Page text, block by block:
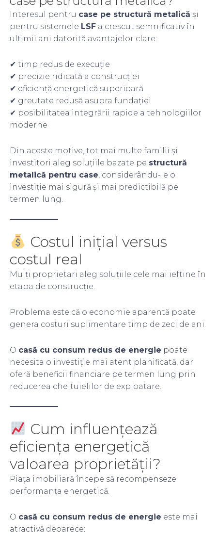
Interesul pentru case pe structură metalică și
pentru sistemele LSF a crescut semnificativ în
ultimii ani datorită avantajelor clare:
✔ timp redus de execuție
✔ precizie ridicată a construcției
✔ eficiență energetică superioară
✔ greutate redusă asupra fundației
✔ posibilitatea integrării rapide a tehnologiilor
moderne
Din aceste motive, tot mai multe familii și
investitori aleg soluțiile bazate pe structură
metalică pentru case , considerându-le o
investiție mai sigură și mai predictibilă pe
termen lung.
Costul inițial versus
costul real
Mulți proprietari aleg soluțiile cele mai ieftine în
etapa de construcție.
Problema este că o economie aparentă poate
genera costuri suplimentare timp de zeci de ani.
O casă cu consum redus de energie poate
necesita o investiție mai atent planificată, dar
oferă beneficii financiare pe termen lung prin
reducerea cheltuielilor de exploatare.
Cum influențează
eficiența energetică
valoarea proprietății?
Piața imobiliară începe să recompenseze
performanța energetică.
O casă cu consum redus de energie este mai
atractivă deoarece: